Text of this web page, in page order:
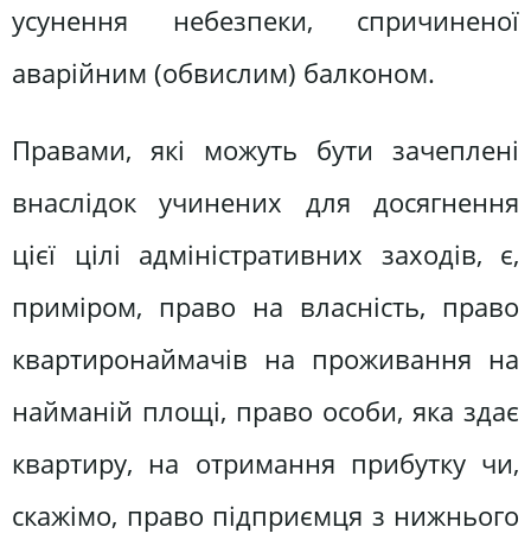
усунення небезпеки, спричиненої
аварійним (обвислим) балконом.
Правами, які можуть бути зачеплені
внаслідок учинених для досягнення
цієї цілі адміністративних заходів, є,
приміром, право на власність, право
квартиронаймачів на проживання на
найманій площі, право особи, яка здає
квартиру, на отримання прибутку чи,
скажімо, право підприємця з нижнього